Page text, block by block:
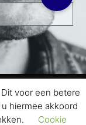
voor een betere
hiermee akkoord
Cookie